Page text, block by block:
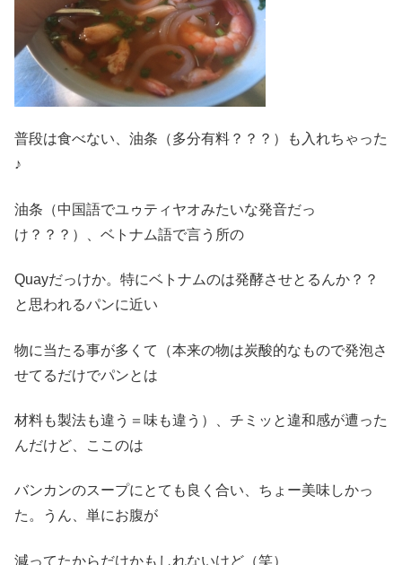
普段は食べない、油条（多分有料？？？）も入れちゃった
♪
油条（中国語でユゥティヤオみたいな発音だっ
け？？？）、ベトナム語で言う所の
Quayだっけか。特にベトナムのは発酵させとるんか？？
と思われるパンに近い
物に当たる事が多くて（本来の物は炭酸的なもので発泡さ
せてるだけでパンとは
材料も製法も違う＝味も違う）、チミッと違和感が遭った
んだけど、ここのは
バンカンのスープにとても良く合い、ちょー美味しかっ
た。うん、単にお腹が
減ってたからだけかもしれないけど（笑）